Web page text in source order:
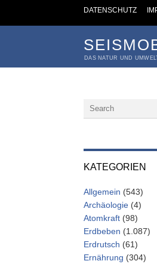
DATENSCHUTZ
DAS NATUR UND
KATEGORIEN
Allgemein (543)
Archäologie (4)
Atomkraft (98)
Erdbeben (1.087)
Erdrutsch (61)
Ernährung (304)